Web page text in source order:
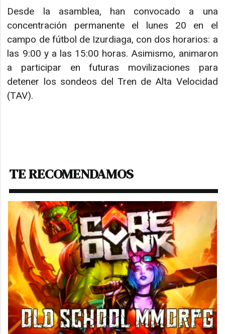
Desde la asamblea, han convocado a una
concentración permanente el lunes 20 en el
campo de fútbol de Izurdiaga, con dos horarios: a
las 9:00 y a las 15:00 horas. Asimismo, animaron
a participar en futuras movilizaciones para
detener los sondeos del Tren de Alta Velocidad
(TAV).
TE RECOMENDAMOS